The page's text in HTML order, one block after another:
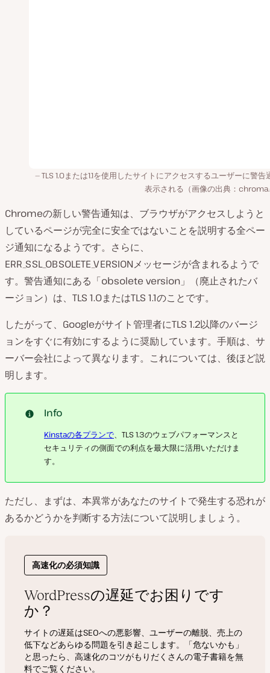
TLS 1.0または1.1を使用したサイトにアクセスするユーザーに警告
表示される（画像の出典：
Chromeの新しい警告通知は、ブラウザがアクセスしようと
しているページが完全に安全ではないことを説明する全ペー
ジ通知になるようです。さらに、
ERR_SSL_OBSOLETE_VERSIONメッセージが含まれるようで
す。警告通知にある「obsolete version」（廃止されたバ
ージョン）は、TLS 1.0またはTLS 1.1のことです。
したがって、Googleがサイト管理者にTLS 1.2以降のバージ
ョンをすぐに有効にするように奨励しています。手順は、サ
ーバー会社によって異なります。これについては、後ほど説
明します。
Info
Kinstaの各プランで、TLS 1.3のウェブパフォーマンスと
セキュリティの側面での利点を最大限に活用いただけま
す。
ただし、まずは、本異常があなたのサイトで発生する恐れが
あるかどうかを判断する方法について説明しましょう。